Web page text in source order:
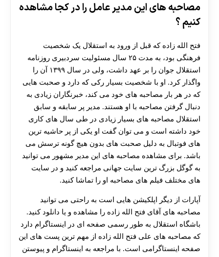
مصاحبه های این مدیر عامل را در کجا مشاهده
کنیم ؟
فتح الله زاده که قبل از ورود به استقلال یک شخصیت
فرهنگی بود، به مدت ۲۵ سال مسئولیت سردبیری روزنامه
استقلال جوان را بر عهد داشت، ولی در سال ۱۳۹۹ آن را
واگذار کرد. او با شخصیت بسیار رکی که دارد و صحبت هایی
که در هر بار مصاحبه های خود می کند، خبرنگاران زیادی به
دنبال گرفتن مصاحبه با او هستند‌. مدیر پر سابقه و سابق
استقلال مصاحبه های بسیار زیادی در طی سال های کاری
خود داشته است و می توان گفت او یکی از پر حاشیه ترین
های فوتبال به دلیل صحبت های بدون هیچ گونه ترسش می
باشد. برای مشاهده مصاحبه های این مدیر مشهور می توانید
به گوگل بزرگ ترین سایت جهانی مراجعه کنید و در سایت
های مختلف فیلم های مصاحبه او را تماشا کنید.
آپارات از دیگر اپلکیشن هایی است به راحتی می توانید
مصاحبه های آقای فتح الله زاده را مشاهده و یا دانلود کنید.
باشگاه استقلال به طور رسمی صفحه ای در اینستاگرام دارد
که مصاحبه های علی فتح الله زاده از مهم ترین پست های این
صفحه اینستاگرامی است. با مراجعه به اینستاگرام و پیوستن